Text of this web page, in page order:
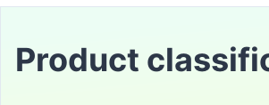
Product